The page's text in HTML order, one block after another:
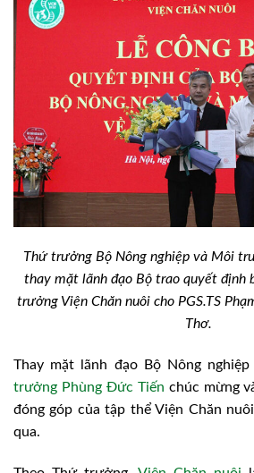
Thứ trưởng Bộ Nông nghiệp và Môi
thay mặt lãnh đạo Bộ trao quyết định
trưởng Viện Chăn nuôi cho PGS.TS
Thơ.
Thay mặt lãnh đạo Bộ Nông
trưởng Phùng Đức Tiến chúc mừng
đóng góp của tập thể Viện Chăn
qua.